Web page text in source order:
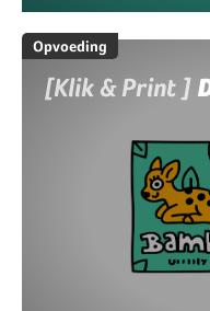
Opvoeding
[Klik & Print ]